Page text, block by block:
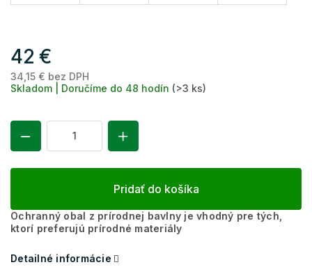
42 €
34,15 € bez DPH
Skladom | Doručíme do 48 hodín (>3 ks)
Pridať do košíka
Ochranný obal z prírodnej bavlny je vhodný pre tých,
ktorí preferujú prírodné materiály
Detailné informácie